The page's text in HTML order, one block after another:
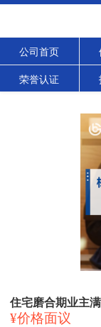
公司首页
荣誉认证
住宅磨合期业主
¥价格面议